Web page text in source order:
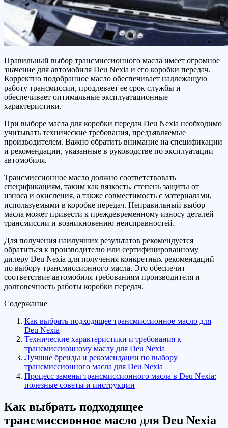
Правильный выбор трансмиссионного масла имеет огромное
значение для автомобиля Deu Nexia и его коробки передач.
Корректно подобранное масло обеспечивает надлежащую
работу трансмиссии, продлевает ее срок службы и
обеспечивает оптимальные эксплуатационные
характеристики.
При выборе масла для коробки передач Deu Nexia необходимо
учитывать технические требования, предъявляемые
производителем. Важно обратить внимание на спецификации
и рекомендации, указанные в руководстве по эксплуатации
автомобиля.
Трансмиссионное масло должно соответствовать
спецификациям, таким как вязкость, степень защиты от
износа и окисления, а также совместимость с материалами,
используемыми в коробке передач. Неправильный выбор
масла может привести к преждевременному износу деталей
трансмиссии и возникновению неисправностей.
Для получения наилучших результатов рекомендуется
обратиться к производителю или сертифицированному
дилеру Deu Nexia для получения конкретных рекомендаций
по выбору трансмиссионного масла. Это обеспечит
соответствие автомобиля требованиям производителя и
долговечность работы коробки передач.
Содержание
Как выбрать подходящее трансмиссионное масло для
Deu Nexia
Технические характеристики и требования к
трансмиссионному маслу для Deu Nexia
Лучшие бренды и рекомендации по выбору
трансмиссионного масла для Deu Nexia
Процесс замены трансмиссионного масла в Deu Nexia:
полезные советы и инструкции
Как выбрать подходящее
трансмиссионное масло для Deu Nexia